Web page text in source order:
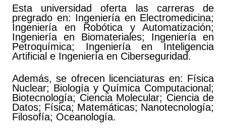
Esta universidad oferta las carreras de
pregrado en: Ingeniería en Electromedicina;
Ingeniería en Robótica y Automatización;
Ingeniería en Biomateriales; Ingeniería en
Petroquímica; Ingeniería en Inteligencia
Artificial e Ingeniería en Ciberseguridad.
Además, se ofrecen licenciaturas en: Física
Nuclear; Biología y Química Computacional;
Biotecnología; Ciencia Molecular; Ciencia de
Datos; Física; Matemáticas; Nanotecnología;
Filosofía; Oceanología.